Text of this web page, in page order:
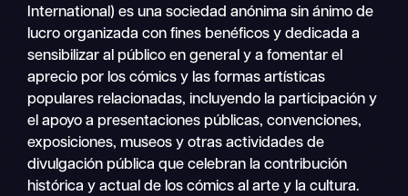
International) es una sociedad anónima sin ánimo de
lucro organizada con fines benéficos y dedicada a
sensibilizar al público en general y a fomentar el
aprecio por los cómics y las formas artísticas
populares relacionadas, incluyendo la participación y
el apoyo a presentaciones públicas, convenciones,
exposiciones, museos y otras actividades de
divulgación pública que celebran la contribución
histórica y actual de los cómics al arte y la cultura.